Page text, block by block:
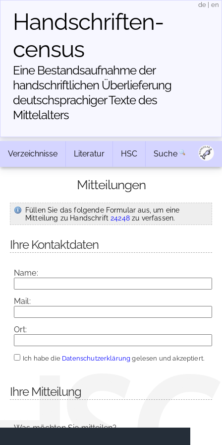
Handschriften­
census
Eine Bestandsaufnahme der
handschriftlichen Über­lieferung
deutschsprachiger Texte des
Mittelalters
de en
Verzeichnisse Literatur HSC Suche
Mitteilungen
Füllen Sie das folgende Formular aus, um eine
Mitteilung zu Handschrift24248zu verfassen.
Ihre Kontaktdaten
Name:
Mail:
Ort:
Ich habe die Datenschutzerklärung gelesen und akzeptiert.
Ihre Mitteilung
Was möchten Sie mitteilen?